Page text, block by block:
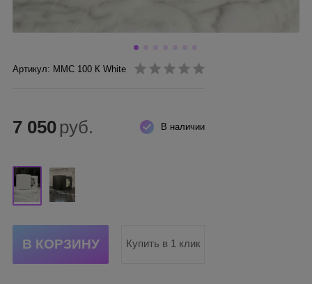
Артикул: ММC 100 К White
В наличии
7 050 руб.
Купить в 1 клик